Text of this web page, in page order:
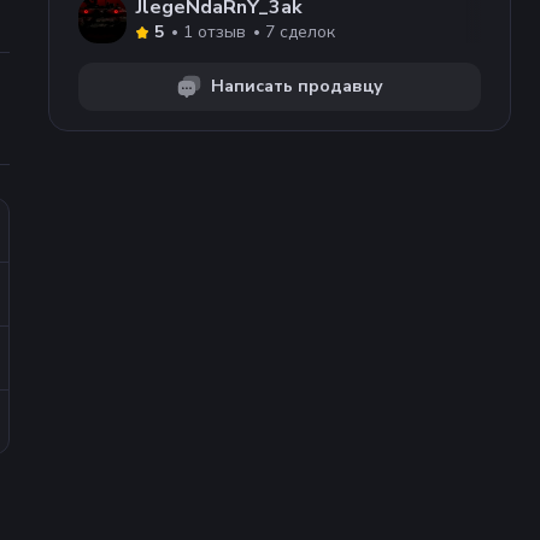
JlegeNdaRnY_3ak
5 1 отзыв 7 сделок
Написать продавцу